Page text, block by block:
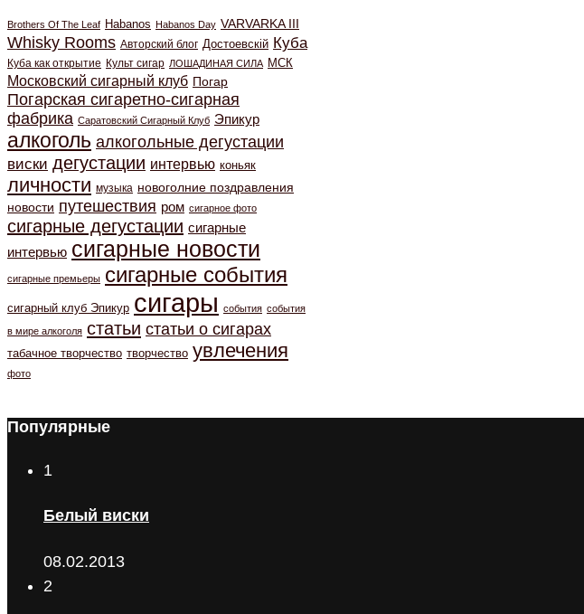
Brothers Of The Leaf Habanos Habanos Day VARVARKA III
Whisky Rooms Авторский блог Достоевскiй Куба
Куба как открытие Культ сигар ЛОШАДИНАЯ СИЛА МСК
Московский сигарный клуб Погар
Погарская сигаретно-сигарная
фабрика Саратовский Сигарный Клуб Эпикур
алкоголь алкогольные дегустации
виски дегустации интервью коньяк
личности музыка новоголние поздравления
новости путешествия ром сигарное фото
сигарные дегустации сигарные
интервью сигарные новости
сигарные премьеры сигарные события
сигарный клуб Эпикур сигары события события
в мире алкоголя статьи статьи о сигарах
табачное творчество творчество увлечения
фото
Популярные
1
Белый виски
08.02.2013
2